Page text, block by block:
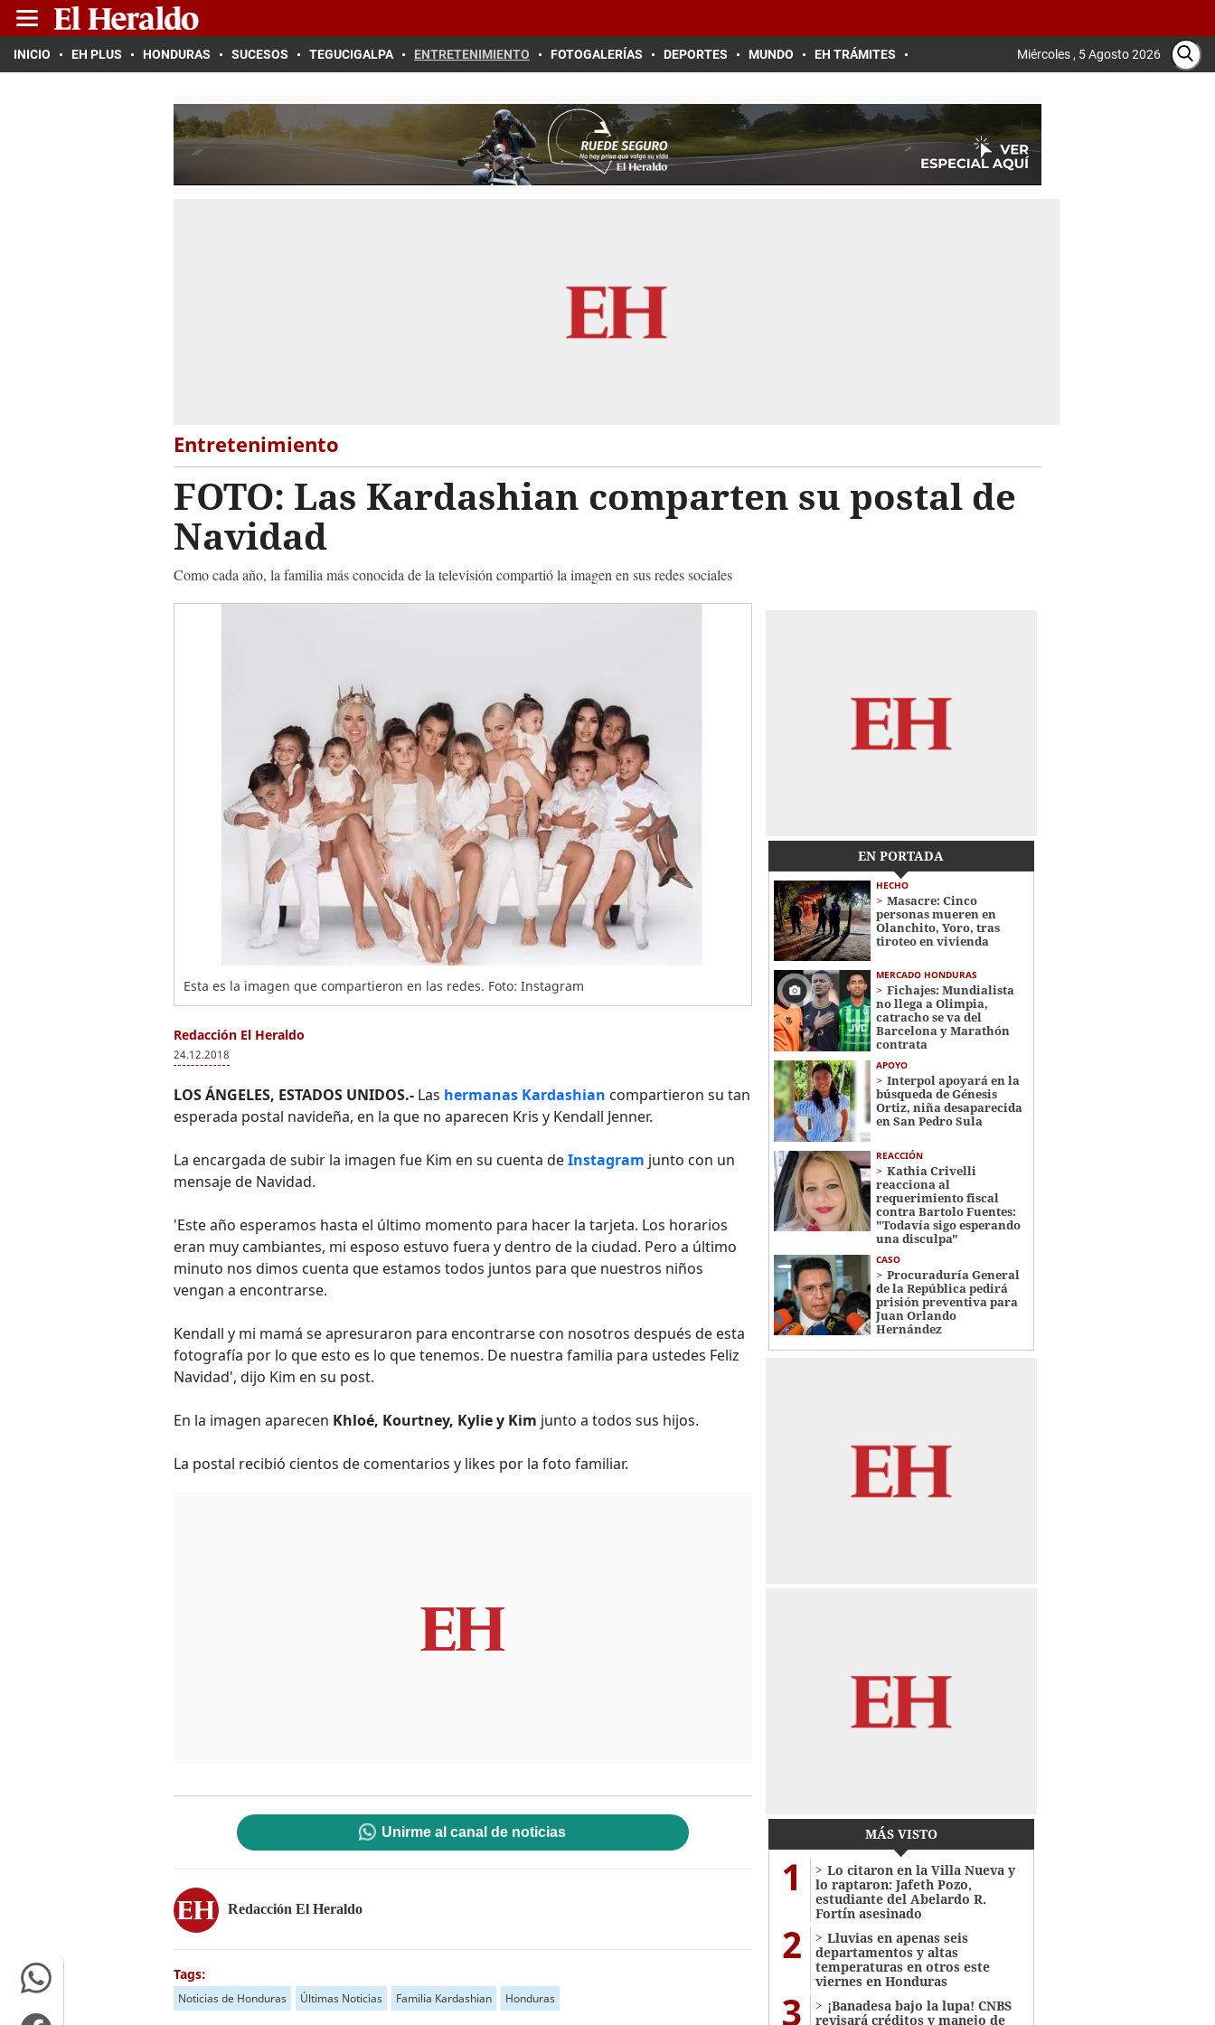
INICIO EH PLUS HONDURAS SUCESOS TEGUCIGALPA ENTRETENIMIENTO FOTOGALERÍAS DEPORTES MUNDO EH TRÁMITES Miércoles , 5 Agosto 2026
Entretenimiento
FOTO: Las Kardashian comparten su postal de
Navidad
Como cada año, la familia más conocida de la televisión compartió la imagen en sus redes sociales
Esta es la imagen que compartieron en las redes. Foto: Instagram
Redacción El Heraldo
24.12.2018
LOS ÁNGELES, ESTADOS UNIDOS.- Las hermanas Kardashian compartieron su tan
esperada postal navideña, en la que no aparecen Kris y Kendall Jenner.
La encargada de subir la imagen fue Kim en su cuenta deInstagram junto con un
mensaje de Navidad.
'Este año esperamos hasta el último momento para hacer la tarjeta. Los horarios
eran muy cambiantes, mi esposo estuvo fuera y dentro de la ciudad. Pero a último
minuto nos dimos cuenta que estamos todos juntos para que nuestros niños
vengan a encontrarse.
Kendall y mi mamá se apresuraron para encontrarse con nosotros después de esta
fotografía por lo que esto es lo que tenemos. De nuestra familia para ustedes Feliz
Navidad', dijo Kim en su post.
En la imagen aparecen Khloé, Kourtney, Kylie y Kim junto a todos sus hijos.
La postal recibió cientos de comentarios y likes por la foto familiar.
Unirme al canal de noticias
Redacción El Heraldo
Tags:
Noticias de Honduras Últimas Noticias Familia Kardashian Honduras
EN PORTADA
HECHO
Masacre: Cinco
personas mueren en
Olanchito, Yoro, tras
tiroteo en vivienda
MERCADO HONDURAS
Fichajes: Mundialista
no llega a Olimpia,
catracho se va del
Barcelona y Marathón
contrata
APOYO
Interpol apoyará en la
búsqueda de Génesis
Ortiz, niña desaparecida
en San Pedro Sula
REACCIÓN
Kathia Crivelli
reacciona al
requerimiento fiscal
contra Bartolo Fuentes:
"Todavía sigo esperando
una disculpa"
CASO
Procuraduría General
de la República pedirá
prisión preventiva para
Juan Orlando
Hernández
MÁS VISTO
1
Lo citaron en la Villa Nueva y
lo raptaron: Jafeth Pozo,
estudiante del Abelardo R.
Fortín asesinado
2
Lluvias en apenas seis
departamentos y altas
temperaturas en otros este
viernes en Honduras
3
¡Banadesa bajo la lupa! CNBS
revisará créditos y manejo de